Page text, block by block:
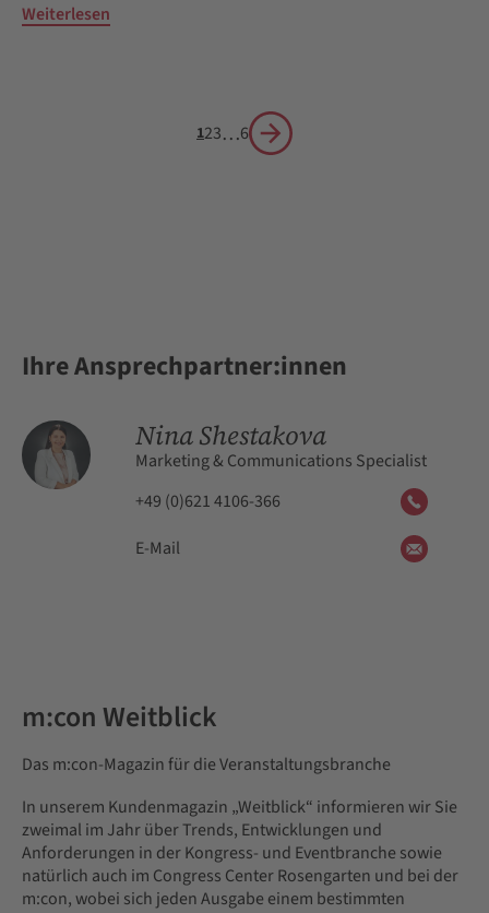
Weiterlesen
123…6
Ihre Ansprechpartner:innen
Nina Shestakova
Marketing & Communications Specialist
+49 (0)621 4106-366
E-Mail
m:con Weitblick
Das m:con-Magazin für die Veranstaltungsbranche
In unserem Kundenmagazin „Weitblick“ informieren wir Sie
zweimal im Jahr über Trends, Entwicklungen und
Anforderungen in der Kongress- und Eventbranche sowie
natürlich auch im Congress Center Rosengarten und bei der
m:con, wobei sich jeden Ausgabe einem bestimmten